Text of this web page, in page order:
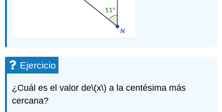
Ejercicio
¿Cuál es el valor de\(x\) a la centésima más
cercana?